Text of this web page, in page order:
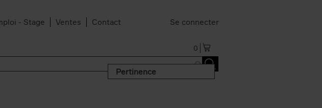
- Stage Ventes Contact Se connecter
0
Pertinence